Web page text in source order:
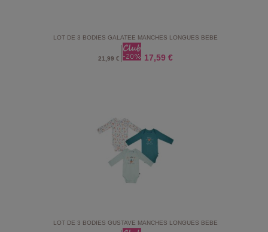
LOT DE 3 BODIES GALATEE MANCHES LONGUES BEBE
21,99 € 17,59 €
LOT DE 3 BODIES GUSTAVE MANCHES LONGUES BEBE